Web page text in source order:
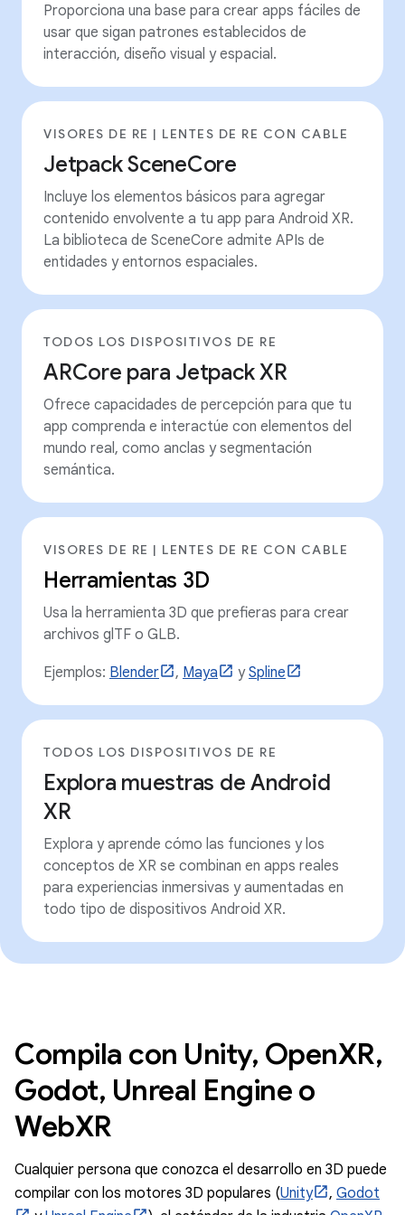
Proporciona una base para crear apps fáciles de
usar que sigan patrones establecidos de
interacción, diseño visual y espacial.
VISORES DE RE | LENTES DE RE CON CABLE
Jetpack SceneCore
Incluye los elementos básicos para agregar
contenido envolvente a tu app para Android XR.
La biblioteca de SceneCore admite APIs de
entidades y entornos espaciales.
TODOS LOS DISPOSITIVOS DE RE
ARCore para Jetpack XR
Ofrece capacidades de percepción para que tu
app comprenda e interactúe con elementos del
mundo real, como anclas y segmentación
semántica.
VISORES DE RE | LENTES DE RE CON CABLE
Herramientas 3D
Usa la herramienta 3D que prefieras para crear
archivos glTF o GLB.
Ejemplos: Blender , Maya ySpline
TODOS LOS DISPOSITIVOS DE RE
Explora muestras de Android
XR
Explora y aprende cómo las funciones y los
conceptos de XR se combinan en apps reales
para experiencias inmersivas y aumentadas en
todo tipo de dispositivos Android XR.
Compila con Unity, OpenXR,
Godot, Unreal Engine o
WebXR
Cualquier persona que conozca el desarrollo en 3D puede
compilar con los motores 3D populares (Unity , Godot